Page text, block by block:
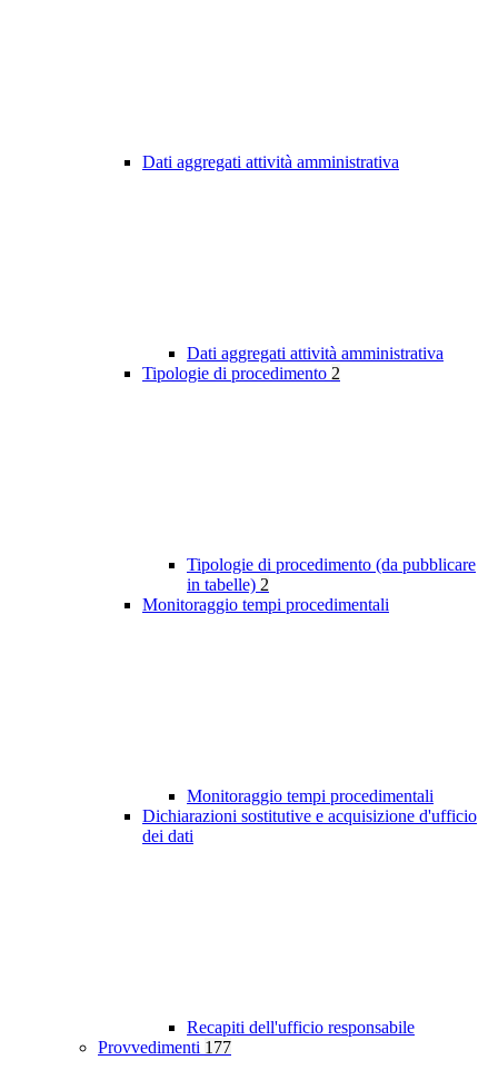
Dati aggregati attività amministrativa
Dati aggregati attività amministrativa
Tipologie di procedimento 2
Tipologie di procedimento (da pubblicare
in tabelle) 2
Monitoraggio tempi procedimentali
Monitoraggio tempi procedimentali
Dichiarazioni sostitutive e acquisizione d'ufficio
dei dati
Recapiti dell'ufficio responsabile
Provvedimenti 177